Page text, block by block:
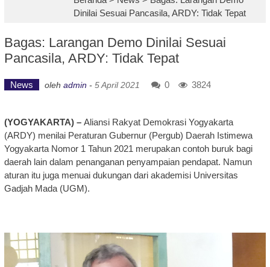
Dinilai Sesuai Pancasila, ARDY: Tidak Tepat
Bagas: Larangan Demo Dinilai Sesuai
Pancasila, ARDY: Tidak Tepat
News oleh admin - 5 April 2021 0 3824
(YOGYAKARTA) – Aliansi Rakyat Demokrasi Yogyakarta
(ARDY) menilai Peraturan Gubernur (Pergub) Daerah Istimewa
Yogyakarta Nomor 1 Tahun 2021 merupakan contoh buruk bagi
daerah lain dalam penanganan penyampaian pendapat. Namun
aturan itu juga menuai dukungan dari akademisi Universitas
Gadjah Mada (UGM).